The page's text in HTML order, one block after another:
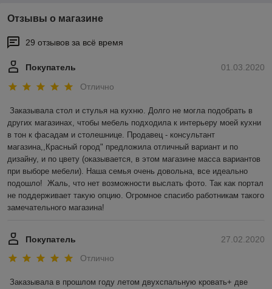
Отзывы о магазине
29 отзывов за всё время
01.03.2020
Покупатель
Отлично
Заказывала стол и стулья на кухню. Долго не могла подобрать в
других магазинах, чтобы мебель подходила к интерьеру моей кухни
в тон к фасадам и столешнице. Продавец - консультант
магазина,,Красный город" предложила отличный вариант и по
дизайну, и по цвету (оказывается, в этом магазине масса вариантов
при выборе мебели). Наша семья очень довольна, все идеально
подошло!  Жаль, что нет возможности выслать фото. Так как портал
не поддерживает такую опцию. Огромное спасибо работникам такого
замечательного магазина!
27.02.2020
Покупатель
Отлично
Заказывала в прошлом году летом двухспальную кровать+ две